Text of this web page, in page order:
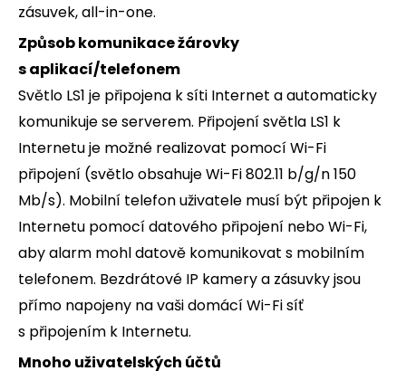
zásuvek, all-in-one.
Způsob komunikace žárovky
s aplikací/telefonem
Světlo LS1 je připojena k síti Internet a automaticky
komunikuje se serverem. Připojení světla LS1 k
Internetu je možné realizovat pomocí Wi-Fi
připojení (světlo obsahuje Wi-Fi 802.11 b/g/n 150
Mb/s). Mobilní telefon uživatele musí být připojen k
Internetu pomocí datového připojení nebo Wi-Fi,
aby alarm mohl datově komunikovat s mobilním
telefonem. Bezdrátové IP kamery a zásuvky jsou
přímo napojeny na vaši domácí Wi-Fi síť
s připojením k Internetu.
Mnoho uživatelských účtů